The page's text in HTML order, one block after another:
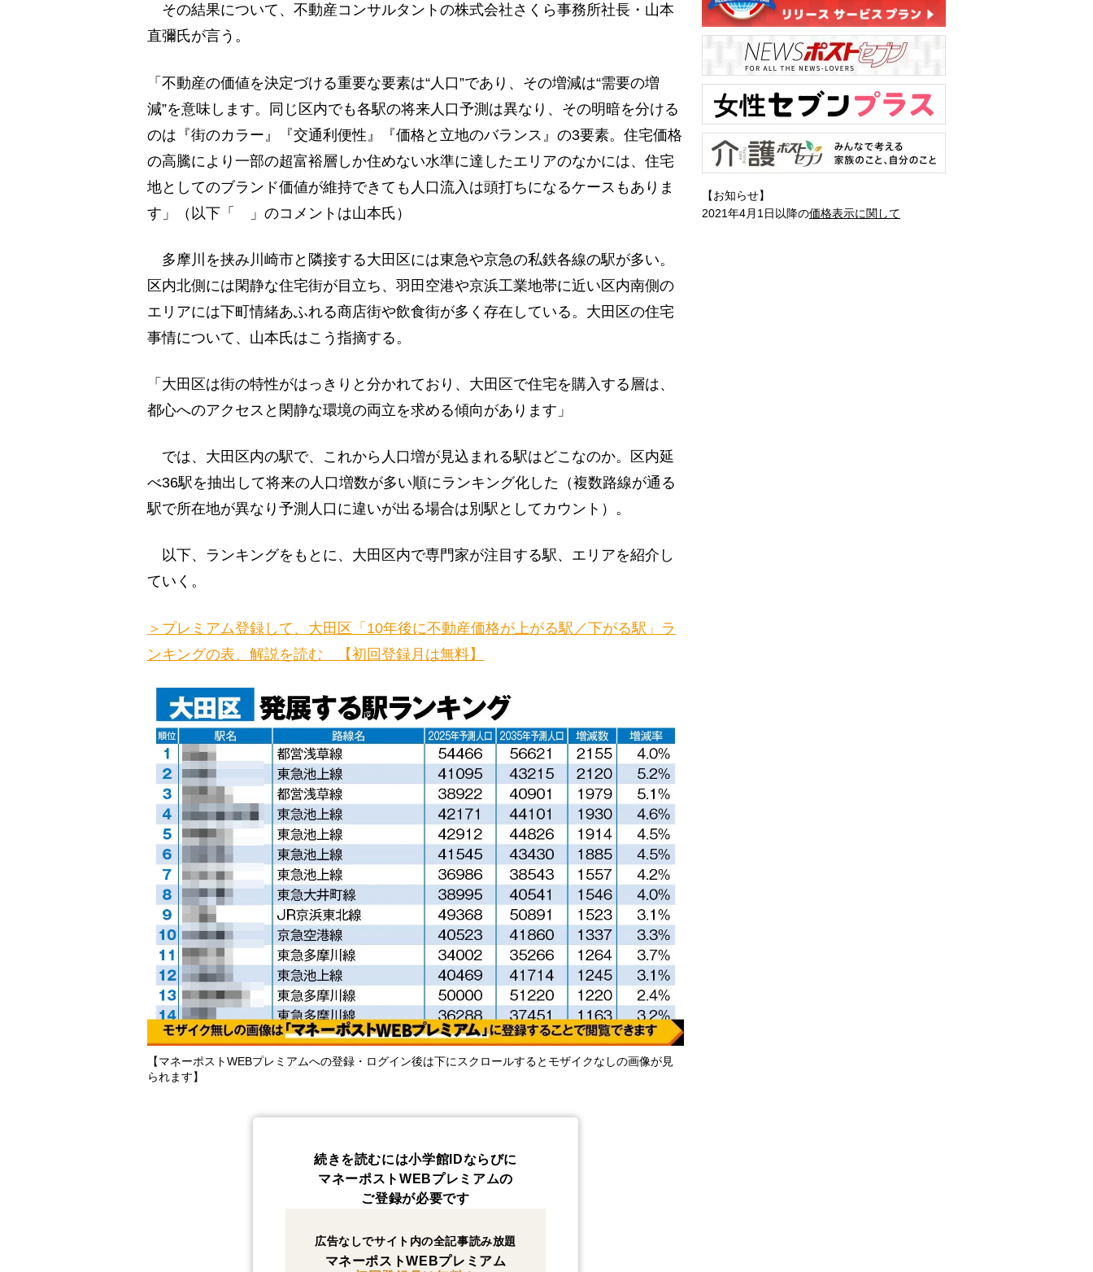
その結果について、不動産コンサルタントの株式会社さくら事務所社長・山本
直彌氏が言う。
「不動産の価値を決定づける重要な要素は“人口”であり、その増減は“需要の増
減”を意味します。同じ区内でも各駅の将来人口予測は異なり、その明暗を分ける
のは『街のカラー』『交通利便性』『価格と立地のバランス』の3要素。住宅価格
の高騰により一部の超富裕層しか住めない水準に達したエリアのなかには、住宅
地としてのブランド価値が維持できても人口流入は頭打ちになるケースもありま
す」（以下「 」のコメントは山本氏）
多摩川を挟み川崎市と隣接する大田区には東急や京急の私鉄各線の駅が多い。
区内北側には閑静な住宅街が目立ち、羽田空港や京浜工業地帯に近い区内南側の
エリアには下町情緒あふれる商店街や飲食街が多く存在している。大田区の住宅
事情について、山本氏はこう指摘する。
「大田区は街の特性がはっきりと分かれており、大田区で住宅を購入する層は、
都心へのアクセスと閑静な環境の両立を求める傾向があります」
では、大田区内の駅で、これから人口増が見込まれる駅はどこなのか。区内延
べ36駅を抽出して将来の人口増数が多い順にランキング化した（複数路線が通る
駅で所在地が異なり予測人口に違いが出る場合は別駅としてカウント）。
以下、ランキングをもとに、大田区内で専門家が注目する駅、エリアを紹介し
ていく。
＞プレミアム登録して、大田区「10年後に不動産価格が上がる駅／下がる駅」ラ
ンキングの表、解説を読む 【初回登録月は無料】
【マネーポストWEBプレミアムへの登録・ログイン後は下にスクロールするとモザイクなしの画像が見
られます】
続きを読むには小学館IDならびに
マネーポストWEBプレミアムの
ご登録が必要です
広告なしでサイト内の全記事読み放題
マネーポストWEBプレミアム
【お知らせ】
2021年4月1日以降の価格表示に関して